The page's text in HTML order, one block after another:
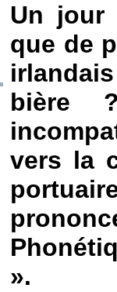
Un jour
que de
bière
vers la
».